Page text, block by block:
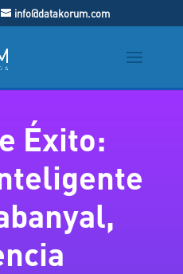
info@datakorum.com
Éxito: